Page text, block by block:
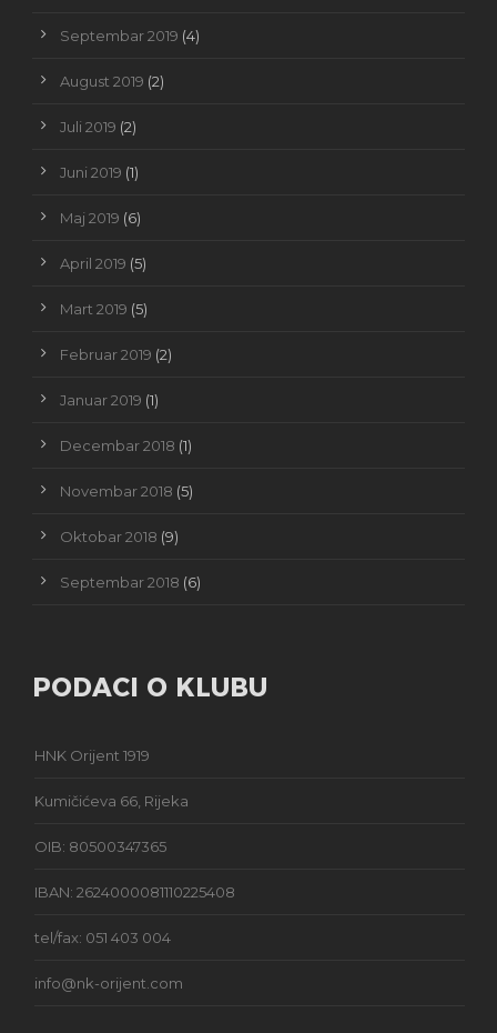
Septembar 2019 (4)
August 2019 (2)
Juli 2019 (2)
Juni 2019 (1)
Maj 2019 (6)
April 2019 (5)
Mart 2019 (5)
Februar 2019 (2)
Januar 2019 (1)
Decembar 2018 (1)
Novembar 2018 (5)
Oktobar 2018 (9)
Septembar 2018 (6)
PODACI O KLUBU
HNK Orijent 1919
Kumičićeva 66, Rijeka
OIB: 80500347365
IBAN: 2624000081110225408
tel/fax: 051 403 004
info@nk-orijent.com